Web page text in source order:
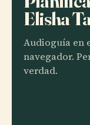
Elisha
Audioguía en
navegador.
verdad.